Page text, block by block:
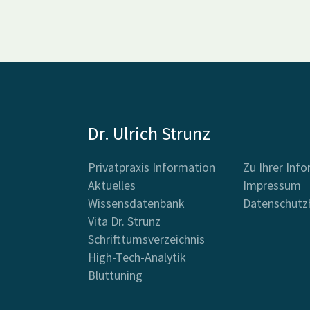
Dr. Ulrich Strunz
Privatpraxis Information
Aktuelles
Wissensdatenbank
Vita Dr. Strunz
Schrifttumsverzeichnis
High-Tech-Analytik
Bluttuning
Zu Ihrer
Impressum